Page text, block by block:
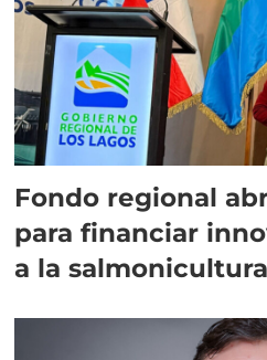
Fondo regional
para financiar
a la salmonicultura